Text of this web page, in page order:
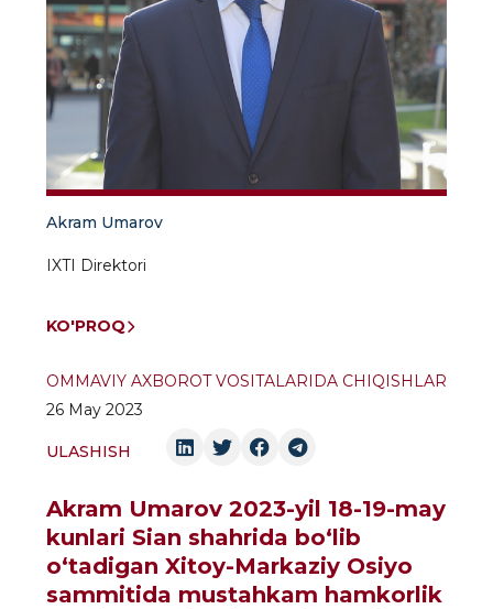
Akram Umarov
IXTI Direktori
KO'PROQ
OMMAVIY AXBOROT VOSITALARIDA CHIQISHLAR
26 May 2023
ULASHISH
Akram Umarov 2023-yil 18-19-may
kunlari Sian shahrida boʻlib
oʻtadigan Xitoy-Markaziy Osiyo
sammitida mustahkam hamkorlik